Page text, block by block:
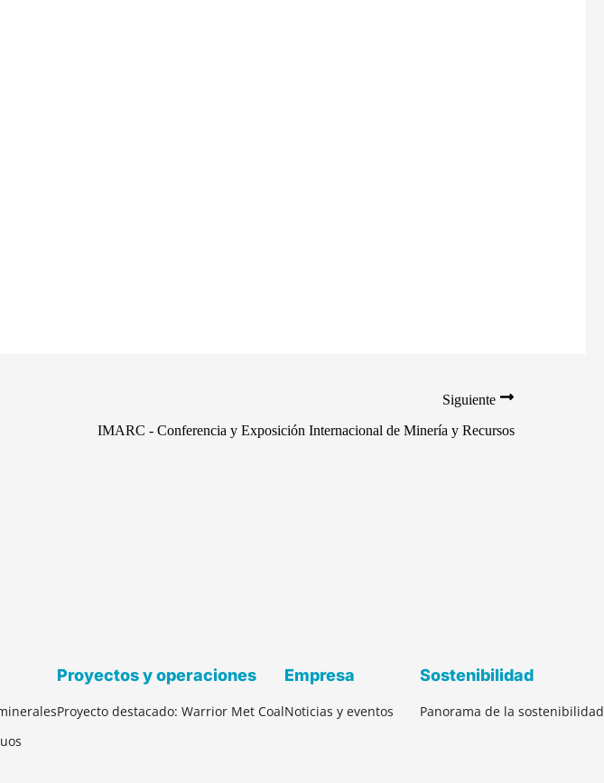
Siguiente
IMARC - Conferencia y Exposición Internacional de Minería y Recursos
Proyectos y operaciones
Proyecto destacado: Warrior Met Coal
Empresa
Noticias y eventos
Sostenibilidad
Panorama de la sostenibilidad